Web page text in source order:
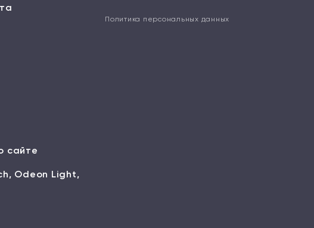
сайте
Odeon Light,
Политика персональных данных